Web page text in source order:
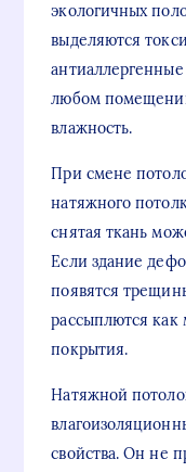
экологичных
выделяются
любом
влажность.
При смене
натяжного
снятая ткань
Если здание
появятся
рассыплются как
покрытия.
Натяжной
свойства. Он не